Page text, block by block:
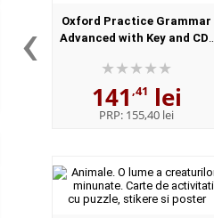
‹
Oxford Practice Grammar
Advanced with Key and CD-
141 ,41 lei
PRP: 155,40 lei